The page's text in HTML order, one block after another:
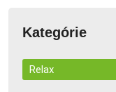
Kategórie
Relax